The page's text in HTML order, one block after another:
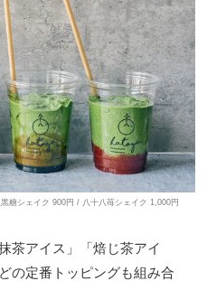
糖シェイク 900円 / 八十八苺シェイク 1,000円
茶アイス」「焙じ茶アイ
の定番トッピングも組み合